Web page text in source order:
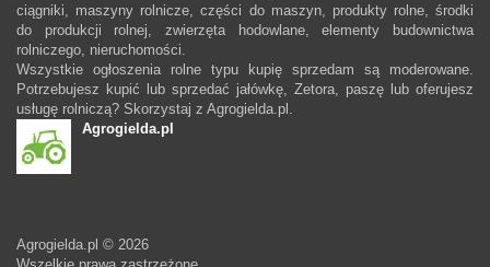
ciągniki, maszyny rolnicze, części do maszyn, produkty rolne, środki
do produkcji rolnej, zwierzęta hodowlane, elementy budownictwa
rolniczego, nieruchomości.
Wszystkie ogłoszenia rolne typu kupię sprzedam są moderowane.
Potrzebujesz kupić lub sprzedać jałówkę, Zetora, paszę lub oferujesz
usługę rolniczą? Skorzystaj z Agrogielda.pl.
Agrogielda.pl
Agrogielda.pl © 2026